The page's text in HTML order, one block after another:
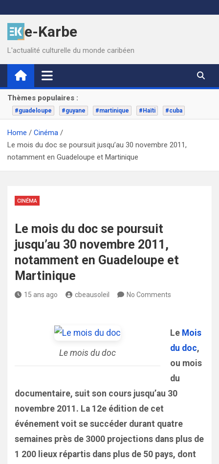
to
contente-Karbe
L'actualité culturelle du monde caribéen
Thèmes populaires :
#guadeloupe #guyane #martinique #Haïti #cuba
Home
Cinéma
Le mois du doc se poursuit jusqu’au 30 novembre 2011,
notamment en Guadeloupe et Martinique
CINÉMA
Le mois du doc se poursuit
jusqu’au 30 novembre 2011,
notamment en Guadeloupe et
Martinique
15 ans ago cbeausoleil No Comments
Le mois du doc
Le Mois
du doc,
ou mois
du
documentaire, suit son cours jusqu’au 30
novembre 2011. La 12e édition de cet
événement voit se succéder durant quatre
semaines près de 3000 projections dans plus de
1 200 lieux répartis dans plus de 50 pays, dont